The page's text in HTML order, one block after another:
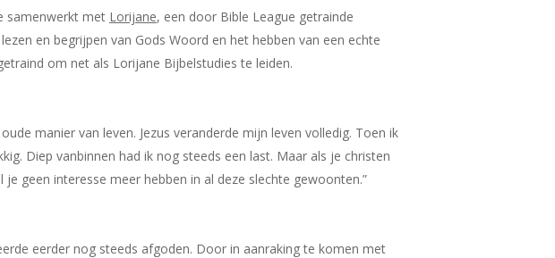
samenwerkt met Lorijane, een door Bible League getrainde
en begrijpen van Gods Woord en het hebben van een echte
om net als Lorijane Bijbelstudies te leiden.
manier van leven. Jezus veranderde mijn leven volledig. Toen ik
Diep vanbinnen had ik nog steeds een last. Maar als je christen
geen interesse meer hebben in al deze slechte gewoonten.”
eerder nog steeds afgoden. Door in aanraking te komen met